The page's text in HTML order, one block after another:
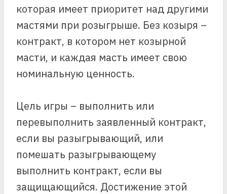
которая имеет приоритет над другими
мастями при розыгрыше. Без козыря –
контракт, в котором нет козырной
масти, и каждая масть имеет свою
номинальную ценность.
Цель игры – выполнить или
перевыполнить заявленный контракт,
если вы разыгрывающий, или
помешать разыгрывающему
выполнить контракт, если вы
защищающийся. Достижение этой